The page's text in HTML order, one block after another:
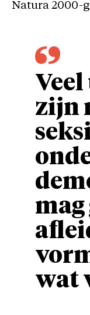
Natura 2000-
zijn
mag
wat